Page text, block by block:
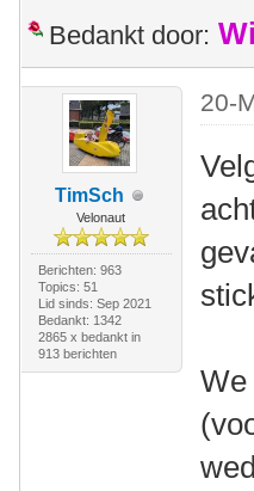
Bedankt door:
TimSch
Velonaut
Berichten: 963
Topics: 51
Lid sinds: Sep 2021
Bedankt: 1342
2865 x bedankt in
913 berichten
20-
We